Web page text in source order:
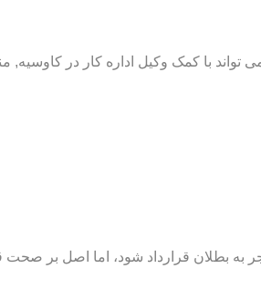
می تواند با کمک وکیل اداره کار در کاوسیه,
منجر به بطلان قرارداد شود، اما اصل بر